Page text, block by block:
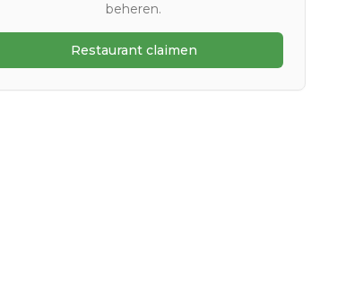
beheren.
Restaurant claimen